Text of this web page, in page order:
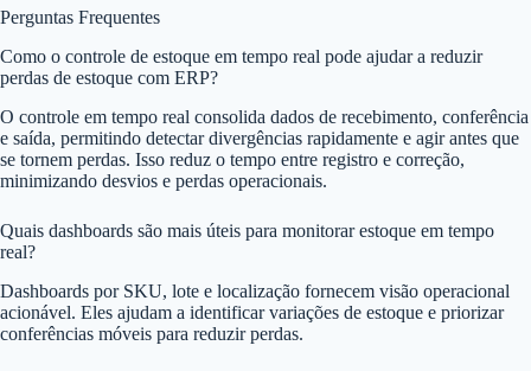
Perguntas Frequentes
Como o controle de estoque em tempo real pode ajudar a reduzir
perdas de estoque com ERP?
O controle em tempo real consolida dados de recebimento, conferência
e saída, permitindo detectar divergências rapidamente e agir antes que
se tornem perdas. Isso reduz o tempo entre registro e correção,
minimizando desvios e perdas operacionais.
Quais dashboards são mais úteis para monitorar estoque em tempo
real?
Dashboards por SKU, lote e localização fornecem visão operacional
acionável. Eles ajudam a identificar variações de estoque e priorizar
conferências móveis para reduzir perdas.